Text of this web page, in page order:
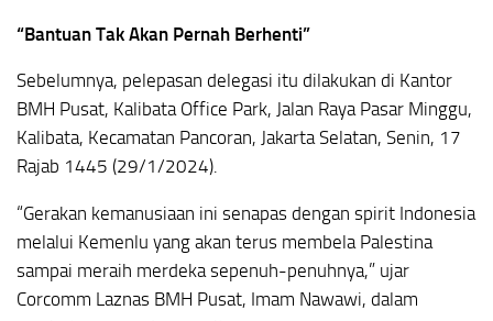
“Bantuan Tak Akan Pernah Berhenti”
Sebelumnya, pelepasan delegasi itu dilakukan di Kantor
BMH Pusat, Kalibata Office Park, Jalan Raya Pasar Minggu,
Kalibata, Kecamatan Pancoran, Jakarta Selatan, Senin, 17
Rajab 1445 (29/1/2024).
“Gerakan kemanusiaan ini senapas dengan spirit Indonesia
melalui Kemenlu yang akan terus membela Palestina
sampai meraih merdeka sepenuh-penuhnya,” ujar
Corcomm Laznas BMH Pusat, Imam Nawawi, dalam